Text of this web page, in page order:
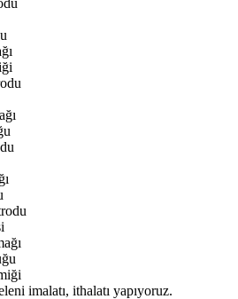
imalatı, ithalatı yapıyoruz.